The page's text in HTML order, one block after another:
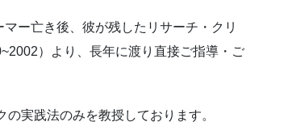
ー亡き後、彼が残したリサーチ・クリ
）より、長年に渡り直接ご指導・ご
実践法のみを教授しております。